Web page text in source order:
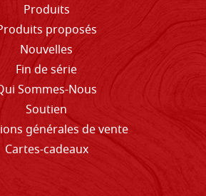
Produits
proposés
Nouvelles
Fin de série
Sommes-Nous
Soutien
générales de vente
Cartes-cadeaux